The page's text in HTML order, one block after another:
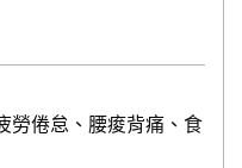
勞倦怠、腰痠背痛、食